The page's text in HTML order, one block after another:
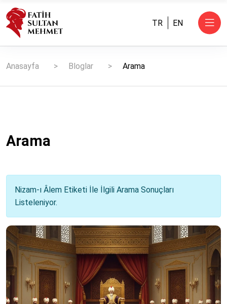
TR EN
Anasayfa Bloglar Arama
Arama
Nizam-ı Âlem Etiketi İle İlgili Arama Sonuçları
Listeleniyor.